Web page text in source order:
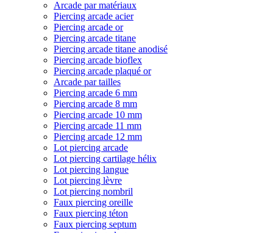
Arcade par matériaux
Piercing arcade acier
Piercing arcade or
Piercing arcade titane
Piercing arcade titane anodisé
Piercing arcade bioflex
Piercing arcade plaqué or
Arcade par tailles
Piercing arcade 6 mm
Piercing arcade 8 mm
Piercing arcade 10 mm
Piercing arcade 11 mm
Piercing arcade 12 mm
Lot piercing arcade
Lot piercing cartilage hélix
Lot piercing langue
Lot piercing lèvre
Lot piercing nombril
Faux piercing oreille
Faux piercing téton
Faux piercing septum